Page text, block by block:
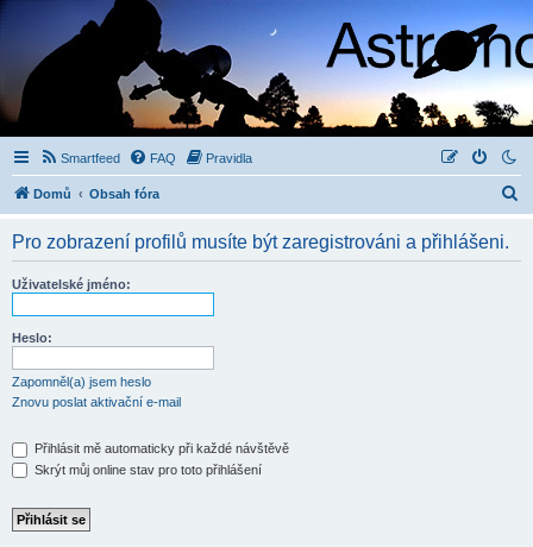
Smartfeed FAQ Pravidla
Domů Obsah fóra
Pro zobrazení profilů musíte být zaregistrováni a přihlášeni.
Uživatelské jméno:
Heslo:
Zapomněl(a) jsem heslo
Znovu poslat aktivační e-mail
Přihlásit mě automaticky při každé návštěvě
Skrýt můj online stav pro toto přihlášení